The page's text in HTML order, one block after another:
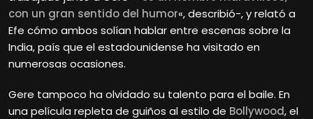
con un gran sentido del humor«, describió-, y relató a
Efe cómo ambos solían hablar entre escenas sobre la
India, país que el estadounidense ha visitado en
numerosas ocasiones.
Gere tampoco ha olvidado su talento para el baile. En
una película repleta de guiños al estilo de Bollywood, el